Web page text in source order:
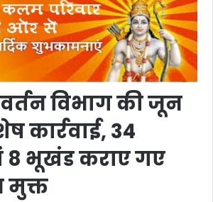
विभाग की जून
कार्रवाई, 34
8 भूखंड कराए गए
मुक्त